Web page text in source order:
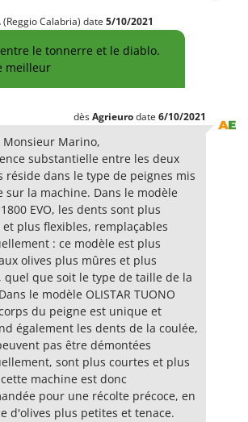
(Reggio Calabria) date 5/10/2021
le tonnerre et le diablo.
meilleur
dèsAgrieurodate 6/10/2021
Monsieur Marino,
substantielle entre les deux
réside dans le type de peignes mis
sur la machine. Dans le modèle
1800 EVO, les dents sont plus
et plus flexibles, remplaçables
: ce modèle est plus
olives plus mûres et plus
quel que soit le type de taille de la
le modèle OLISTAR TUONO
du peigne est unique et
également les dents de la coulée,
pas être démontées
sont plus courtes et plus
machine est donc
pour une récolte précoce, en
d'olives plus petites et tenace.